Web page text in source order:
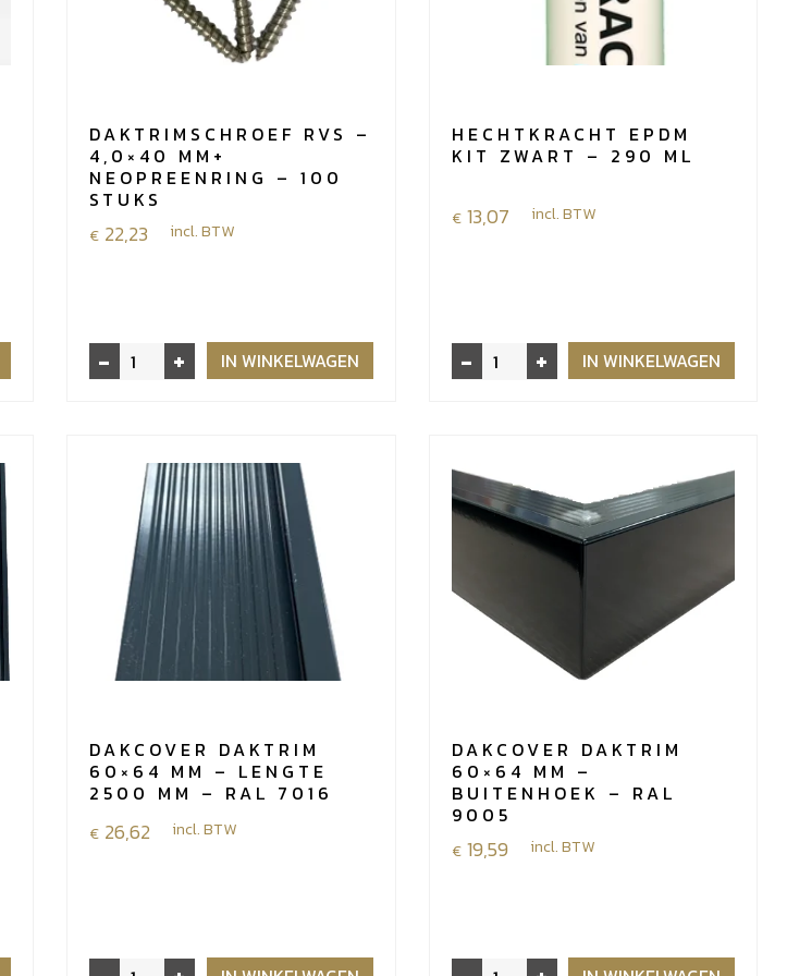
DAKTRIMSCHROEF RVS –
4,0×40 MM+
NEOPREENRING – 100
STUKS
€ 22,23 incl. BTW
-
Daktrimschroef
RVS
neopreenring
aantal
+ IN WINKELWAGEN
HECHTKRACHT EPDM
KIT ZWART – 290 ML
€ 13,07 incl. BTW
-
Hechtkracht
EPDM
ml
aantal
+ IN WINKELWAGEN
DAKCOVER DAKTRIM
60×64 MM – LENGTE
2500 MM – RAL 7016
€ 26,62 incl. BTW
DAKCOVER DAKTRIM
60×64 MM –
BUITENHOEK – RAL
9005
€ 19,59 incl. BTW